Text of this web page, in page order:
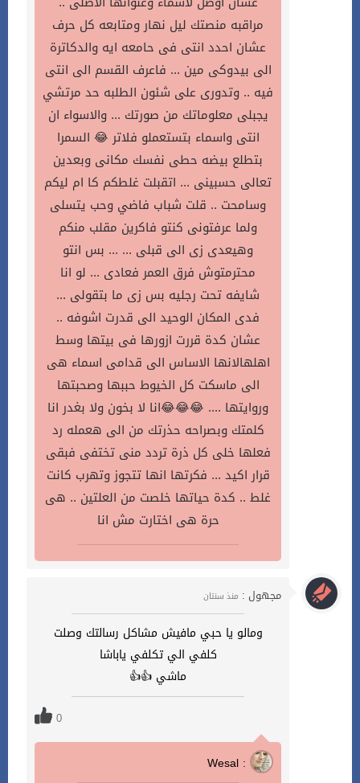
مراقبه منصتك ليل نهار ومتابعه كل حرف
عشان احدد انتى فى حامعه ايه والدكاترة
الى بيدوكى مين ... فاعرف القسم الى انتى
فيه .. وتدورى على شئون الطلبه حد مرتشي
يجبلى معلوماتك من صورتك ... والاسواء ان
انتى واسماء بتستعملو فلاتر 😂 السمرا
بتطلع بيضه حطى نفسك مكانى وبعدين
تعالى حسبينى ... اتقبلت غلطكم كا ام ليكم
وسامحت .. قلت شباب فاضي وحب يتسلى
ولما عرفتونى كنتو فاكرين مقلب منكم
وهيعدى زى الى قبلى ... ... بس انتو
محترمتوش فرق العمر فعادى ... لو انا
شايفه تحت رجليه بس زى ما بتقولى ...
فدى المكان الوحيد الى قدرت اشوفه ..
عشان كدة قررت ازورها فى بيتها وسط
اهلهالانها الاساس الى قدامى اسماء هى
الى ماسكت كل الخيوط حببها وصحبتها
وروايتها .... 😂😂😂انا لا بخون ولا بغدر انا
كلمتك وبصراحه حذرتك من الى هعمله رد
فعلها خلى كل ذرة تردد منى تختفى فبقى
قرار اكيد ... فكرتها انها تتجوز وتهرب كانت
غلط .. كدة حياتها خلصت من العلتين .. هى
حرة هى اختارت مش انا
مجهول : منذ سنتان
ومالو يا حبي مافيش مشاكل رسالتك وصلت
كلفي الي تكلفي ياباشا
ماشي 👍👍
0
Wesal :